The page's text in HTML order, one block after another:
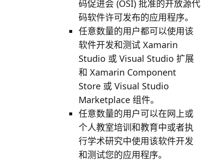
码促进会 (OSI) 批准的开放源代
码软件许可发布的应用程序。
任意数量的用户都可以使用该
软件开发和测试 Xamarin
Studio 或 Visual Studio 扩展
和 Xamarin Component
Store 或 Visual Studio
Marketplace 组件。
任意数量的用户可以在网上或
个人教室培训和教育中或者执
行学术研究中使用该软件开发
和测试您的应用程序。